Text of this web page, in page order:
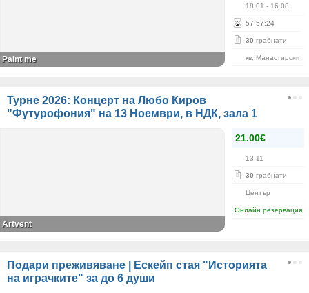
18.01 - 16.08
57:57:24
30 грабнати
кв. Манастирски
Paint me
Турне 2026: Концерт на Любо Киров
"Футурофония" на 13 Ноември, в НДК, зала 1
21.00€
13.11
30 грабнати
Център
Онлайн резервация
Artvent
Подари преживяване | Ескейп стая "Историята
на играчките" за до 6 души